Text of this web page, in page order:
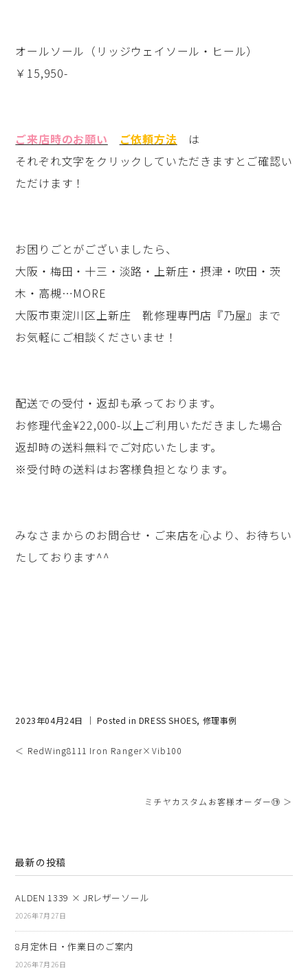
オールソール（リッジウェイソール・ヒール）
￥15,950-
ご来店時のお願い ご依頼方法 は
それぞれ文字をクリックしていただきますとご確認い
ただけます！
お困りごとがございましたら、
大阪・梅田・十三・淡路・上新庄・摂津・吹田・茨
木・高槻…MORE
大阪市東淀川区上新庄 靴修理専門店『乃屋』まで
お気軽にご相談くださいませ！
配送での受付・返却も承っております。
お修理代金¥22,000-以上ご利用いただきました場合
返却時の送料無料でご対応いたします。
※受付時の送料はお客様負担となります。
みなさまからのお問合せ・ご来店を心より、お待ちい
たしております^^
2023年04月24日 ｜ Posted in DRESS SHOES, 修理事例
＜ RedWing8111 Iron Ranger×Vib100
ミチヤカスタムお客様オーダー⑲ ＞
最新の投稿
ALDEN 1339 × JRレザーソール
2026年7月27日
8月定休日・作業日のご案内
2026年7月26日